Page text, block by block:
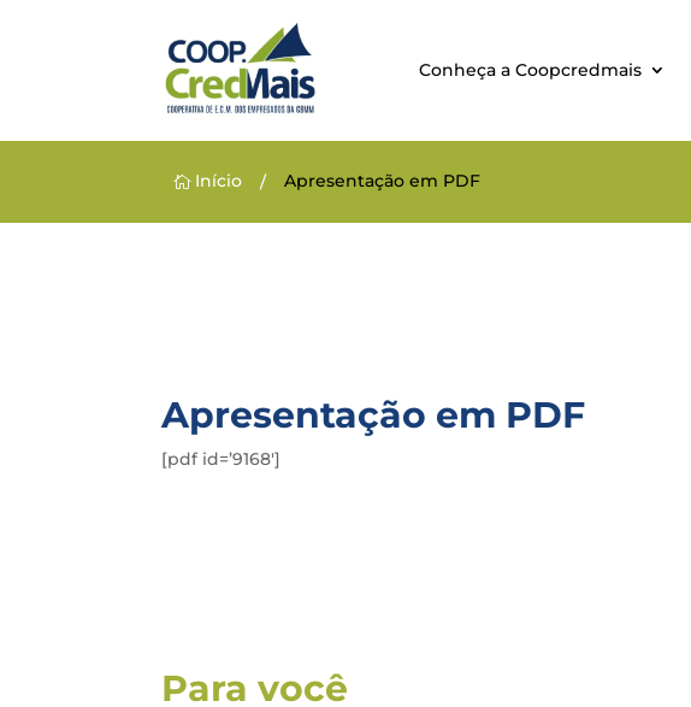
Conheça a Coopcredmais
Início / Apresentação em PDF
Apresentação em PDF
[pdf id=’9168′]
Para você